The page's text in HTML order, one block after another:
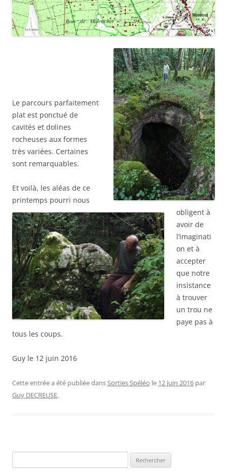
Le parcours parfaitement
plat est ponctué de
cavités et dolines
rocheuses aux formes
très variées. Certaines
sont remarquables.
Et voilà, les aléas de ce
printemps pourri nous
obligent à
avoir de
l’imaginati
on et à
accepter
que notre
insistance
à trouver
un trou ne
paye pas à
tous les coups.
Guy le 12 juin 2016
Cette entrée a été publiée dans Sorties Spéléo le 12 juin 2016 par
Guy DECREUSE.